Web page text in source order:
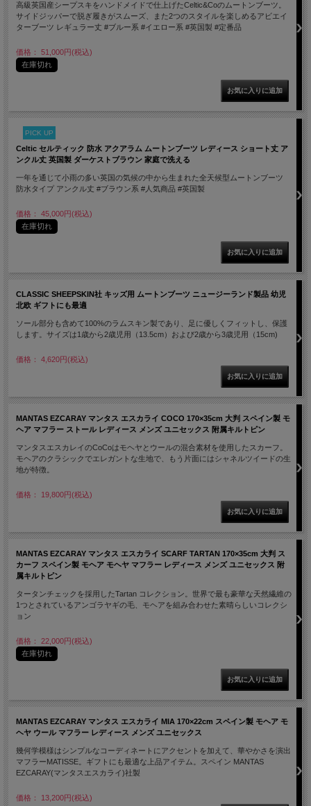
高級英国産シープスキをハンドメイドで仕上げたCeltic&Coのムートンブーツ。
サイドジッパーで脱ぎ履きがスムーズ、また2つのスタイルを楽しめるアビエイ
ターブーツ レギュラー丈 #ブルー系 #イエロー系 #英国製 #定番品
価格： 51,000円(税込)
在庫切れ
PICK UP
Celtic セルティック 防水 アクアラム ムートンブーツ レディース ショート丈 ア
ンクル丈 英国製 ダーケストブラウン 家庭で洗える
一年を通じて小雨の多い英国の気候の中から生まれた全天候型ムートンブーツ
防水タイプ アンクル丈 #ブラウン系 #人気商品 #英国製
価格： 45,000円(税込)
在庫切れ
CLASSIC SHEEPSKIN社 キッズ用 ムートンブーツ ニュージーランド製品 幼児
北欧 ギフトにも最適
ソール部分も含めて100%のラムスキン製であり、足に優しくフィットし、保護
します。サイズは1歳から2歳児用（13.5cm）および2歳から3歳児用（15cm)
価格： 4,620円(税込)
MANTAS EZCARAY マンタス エスカライ COCO 170×35cm 大判 スペイン製 モ
ヘア マフラー ストール レディース メンズ ユニセックス 附属キルトピン
マンタスエスカレイのCoCoはモヘヤとウールの混合素材を使用したスカーフ。
モヘアのクラシックでエレガントな生地で、もう片面にはシャネルツイードの生
地が特徴。
価格： 19,800円(税込)
MANTAS EZCARAY マンタス エスカライ SCARF TARTAN 170×35cm 大判 ス
カーフ スペイン製 モヘア モヘヤ マフラー レディース メンズ ユニセックス 附
属キルトピン
タータンチェックを採用したTartan コレクション。世界で最も豪華な天然繊維の
1つとされているアンゴラヤギの毛、モヘアを組み合わせた素晴らしいコレクシ
ョン
価格： 22,000円(税込)
在庫切れ
MANTAS EZCARAY マンタス エスカライ MIA 170×22cm スペイン製 モヘア モ
ヘヤ ウール マフラー レディース メンズ ユニセックス
幾何学模様はシンプルなコーディネートにアクセントを加えて、華やかさを演出
マフラーMATISSE。ギフトにも最適な上品アイテム。スペイン MANTAS
EZCARAY(マンタスエスカライ)社製
価格： 13,200円(税込)